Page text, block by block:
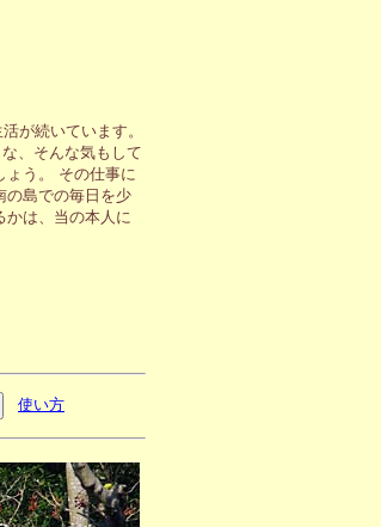
が続いています。
、そんな気もして
ょう。 その仕事に
の島での毎日を少
かは、当の本人に
使い方